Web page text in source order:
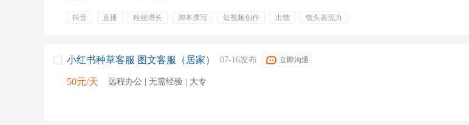
抖音 直播 粉丝增长 脚本撰写 短视频创作 出镜
镜头表现力
小红书种草客服 图文客服（居家） 07-16发布 立即沟通
50元/天 远程办公 | 无需经验 | 大专